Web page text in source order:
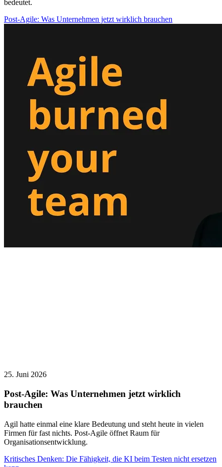
bedeutet.
Post-Agile: Was Unternehmen jetzt wirklich brauchen
25. Juni 2026
Post-Agile: Was Unternehmen jetzt wirklich
brauchen
Agil hatte einmal eine klare Bedeutung und steht heute in vielen
Firmen für fast nichts. Post-Agile öffnet Raum für
Organisationsentwicklung.
Kritisches Denken: Die Fähigkeit, die KI beim Testen nicht ersetzen